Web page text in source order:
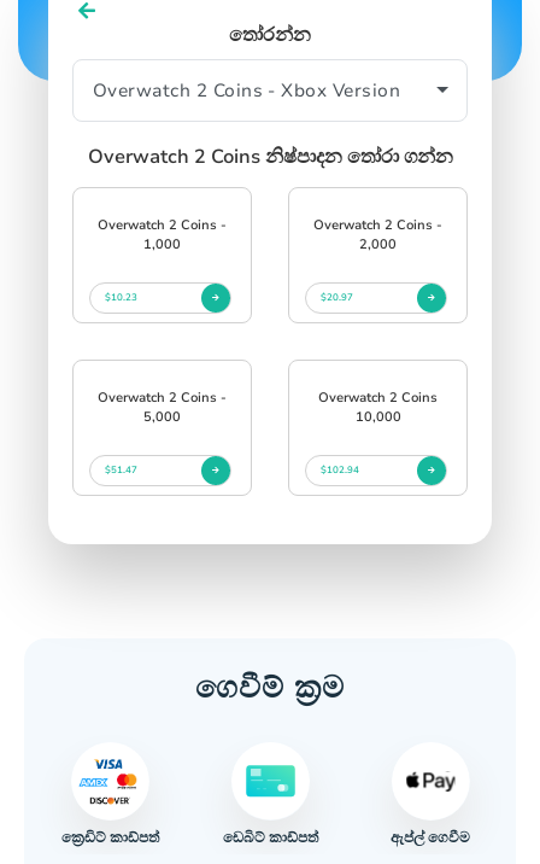
තෝරන්න
Overwatch 2 Coins නිෂ්පාදන තෝරා ගන්න
Overwatch 2 Coins -
1,000
$10.23
Overwatch 2 Coins -
2,000
$20.97
Overwatch 2 Coins -
5,000
$51.47
Overwatch 2 Coins
10,000
$102.94
ගෙවීම් ක්‍රම
ක්‍රෙඩිට් කාඩ්පත් ඩෙබිට් කාඩ්පත් ඇප්ල් ගෙවීම